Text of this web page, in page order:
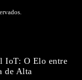
IoT: O Elo entre
de Alta